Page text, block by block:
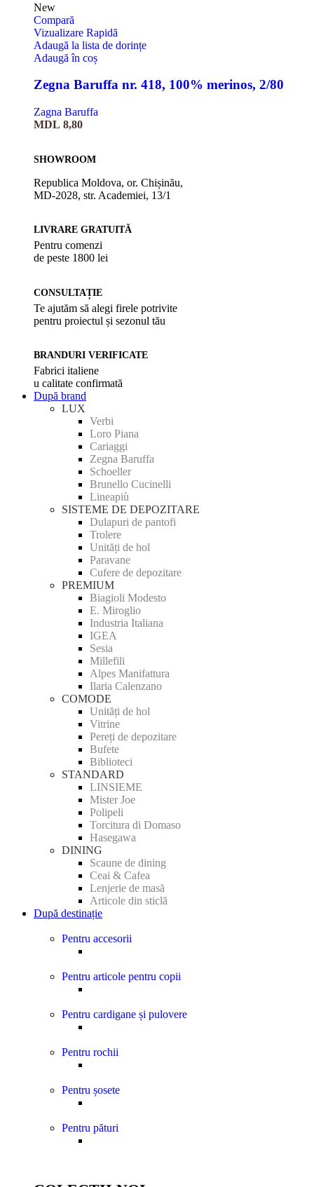
New
Compară
Vizualizare Rapidă
Adaugă la lista de dorințe
Adaugă în coș
Zegna Baruffa nr. 418, 100% merinos, 2/80
Zagna Baruffa
MDL 8,80
SHOWROOM
Republica Moldova, or. Chișinău,
MD-2028, str. Academiei, 13/1
LIVRARE GRATUITĂ
Pentru comenzi
de peste 1800 lei
CONSULTAȚIE
Te ajutăm să alegi firele potrivite
pentru proiectul și sezonul tău
BRANDURI VERIFICATE
Fabrici italiene
u calitate confirmată
După brand
LUX
Verbi
Loro Piana
Cariaggi
Zegna Baruffa
Schoeller
Brunello Cucinelli
Lineapiù
SISTEME DE DEPOZITARE
Dulapuri de pantofi
Trolere
Unități de hol
Paravane
Cufere de depozitare
PREMIUM
Biagioli Modesto
E. Miroglio
Industria Italiana
IGEA
Sesia
Millefili
Alpes Manifattura
Ilaria Calenzano
COMODE
Unități de hol
Vitrine
Pereți de depozitare
Bufete
Biblioteci
STANDARD
LINSIEME
Mister Joe
Polipeli
Torcitura di Domaso
Hasegawa
DINING
Scaune de dining
Ceai & Cafea
Lenjerie de masă
Articole din sticlă
După destinație
Pentru accesorii
Pentru articole pentru copii
Pentru cardigane și pulovere
Pentru rochii
Pentru șosete
Pentru pături